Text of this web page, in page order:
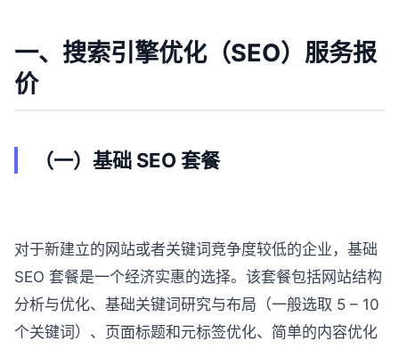
一、搜索引擎优化（SEO）服务报
价
（一）基础 SEO 套餐
对于新建立的网站或者关键词竞争度较低的企业，基础
SEO 套餐是一个经济实惠的选择。该套餐包括网站结构
分析与优化、基础关键词研究与布局（一般选取 5 – 10
个关键词）、页面标题和元标签优化、简单的内容优化